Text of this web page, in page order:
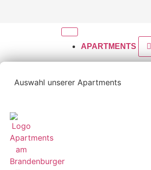
APARTMENTS
Auswahl unserer Apartments